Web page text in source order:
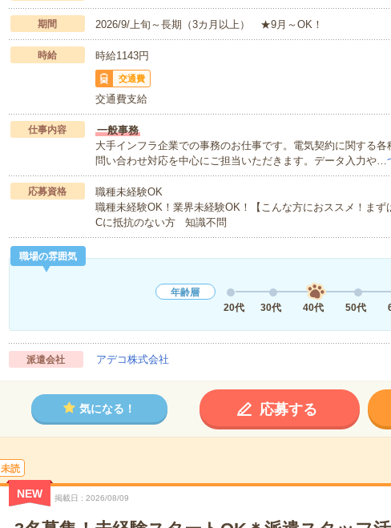
期間 2026/9/上旬～長期（3カ月以上） ★9月～OK！
時給 時給1143円
交通費
交通費支給
仕事内容
一般事務
大手インフラ企業での事務のお仕事です。電気契約に関する
問い合わせ対応を中心にご担当いただきます。データ入力や…
応募資格
職種未経験OK
職種未経験OK！業界未経験OK！【こんな方におススメ！ま
Cに抵抗のない方 知識不問
職場の雰囲気
年齢層
20代
30代 40代 50代
派遣会社 アデコ株式会社
気になる！ 応募する
未読
NEW 掲載日 2026/08/09